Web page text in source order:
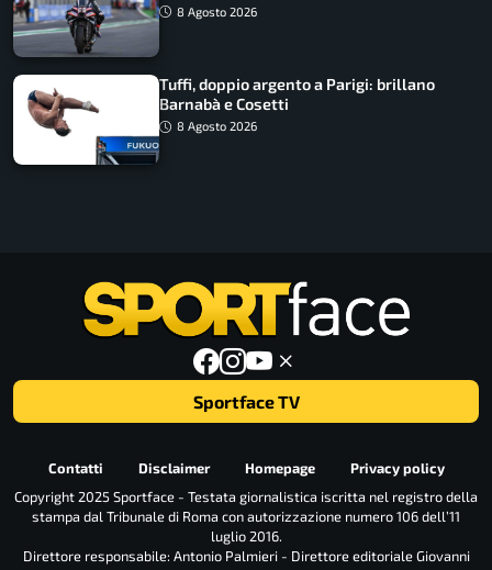
8 Agosto 2026
Tuffi, doppio argento a Parigi: brillano
Barnabà e Cosetti
8 Agosto 2026
Sportface TV
Contatti Disclaimer Homepage
Privacy policy
Copyright 2025 Sportface - Testata giornalistica iscritta nel registro della
stampa dal Tribunale di Roma con autorizzazione numero 106 dell’11
luglio 2016.
Direttore responsabile: Antonio Palmieri - Direttore editoriale Giovanni